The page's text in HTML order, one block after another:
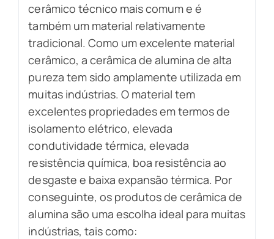
cerâmico técnico mais comum e é
também um material relativamente
tradicional. Como um excelente material
cerâmico, a cerâmica de alumina de alta
pureza tem sido amplamente utilizada em
muitas indústrias. O material tem
excelentes propriedades em termos de
isolamento elétrico, elevada
condutividade térmica, elevada
resistência química, boa resistência ao
desgaste e baixa expansão térmica. Por
conseguinte, os produtos de cerâmica de
alumina são uma escolha ideal para muitas
indústrias, tais como: